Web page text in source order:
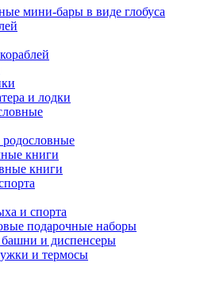
мини-бары в виде глобуса
и лодки
книги
книги
и спорта
подарочные наборы
и диспенсеры
и термосы